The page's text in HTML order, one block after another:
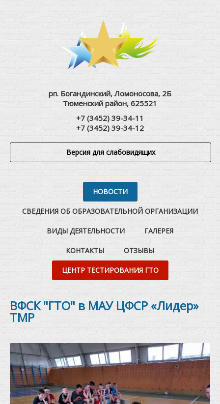
рп. Богандинский, Ломоносова, 2Б
Тюменский район, 625521
+7 (3452) 39-34-11
+7 (3452) 39-34-12
Версия для слабовидящих
НОВОСТИ
СВЕДЕНИЯ ОБ ОБРАЗОВАТЕЛЬНОЙ ОРГАНИЗАЦИИ
ВИДЫ ДЕЯТЕЛЬНОСТИ ГАЛЕРЕЯ
КОНТАКТЫ ОТЗЫВЫ
ЦЕНТР ТЕСТИРОВАНИЯ ГТО
ВФСК "ГТО" в МАУ ЦФСР «Лидер»
ТМР